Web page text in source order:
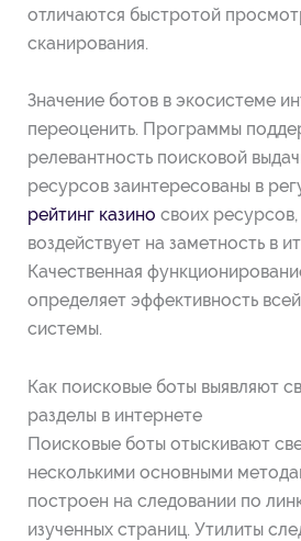
отличаются быстротой
сканирования.
Значение ботов в экосистеме
переоценить. Программы
релевантность поисковой
ресурсов заинтересованы в
рейтинг казино своих
воздействует на заметность в
Качественная
определяет эффективность
системы.
Как поисковые боты выявляют
разделы в интернете
Поисковые боты отыскивают
несколькими основными
построен на следовании по
изученных страниц. Утилиты